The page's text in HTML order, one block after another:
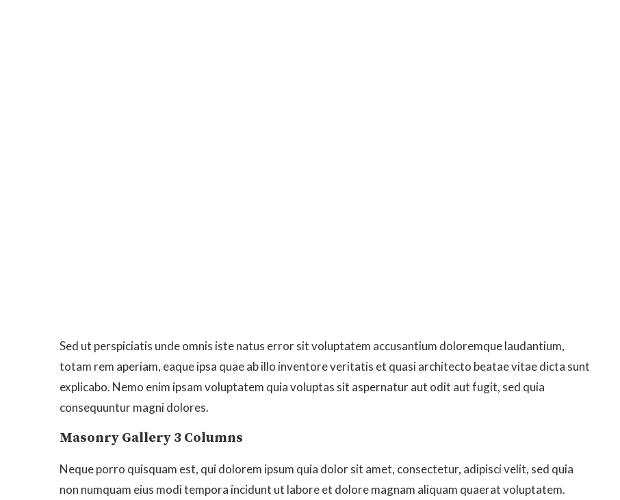
Sed ut perspiciatis unde omnis iste natus error sit voluptatem accusantium doloremque laudantium,
totam rem aperiam, eaque ipsa quae ab illo inventore veritatis et quasi architecto beatae vitae dicta sunt
explicabo. Nemo enim ipsam voluptatem quia voluptas sit aspernatur aut odit aut fugit, sed quia
consequuntur magni dolores.
Masonry Gallery 3 Columns
Neque porro quisquam est, qui dolorem ipsum quia dolor sit amet, consectetur, adipisci velit, sed quia
non numquam eius modi tempora incidunt ut labore et dolore magnam aliquam quaerat voluptatem.